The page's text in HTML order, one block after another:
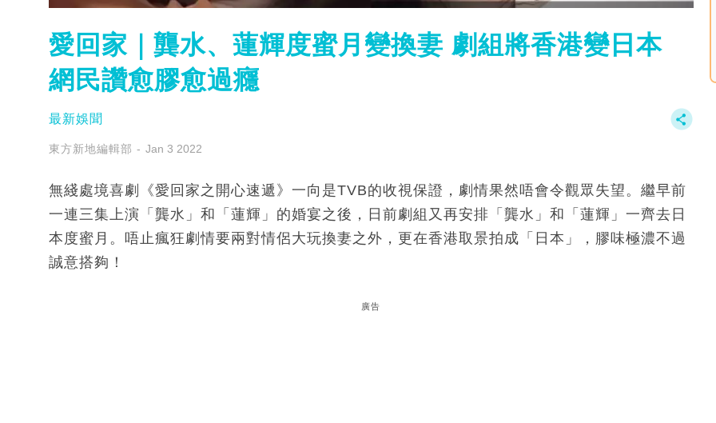
愛回家｜龔水、蓮輝度蜜月變換妻 劇組將香港變日本
網民讚愈膠愈過癮
最新娛聞
東方新地編輯部 Jan 3 2022
無綫處境喜劇《愛回家之開心速遞》一向是TVB的收視保證，劇情果然唔會令觀眾失望。繼早前
一連三集上演「龔水」和「蓮輝」的婚宴之後，日前劇組又再安排「龔水」和「蓮輝」一齊去日
本度蜜月。唔止瘋狂劇情要兩對情侶大玩換妻之外，更在香港取景拍成「日本」，膠味極濃不過
誠意搭夠！
廣告